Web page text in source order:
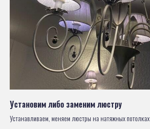
Установим либо заменим люстру
Устанавливаем, меняем люстры на натяжных потолках